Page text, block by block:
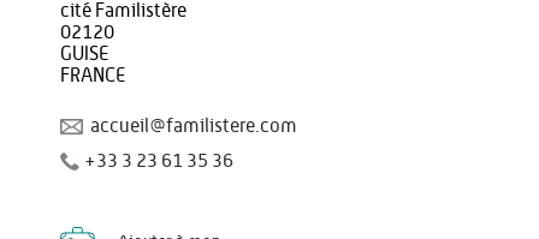
cité Familistère
02120
GUISE
FRANCE
accueil@familistere.com
+33 3 23 61 35 36